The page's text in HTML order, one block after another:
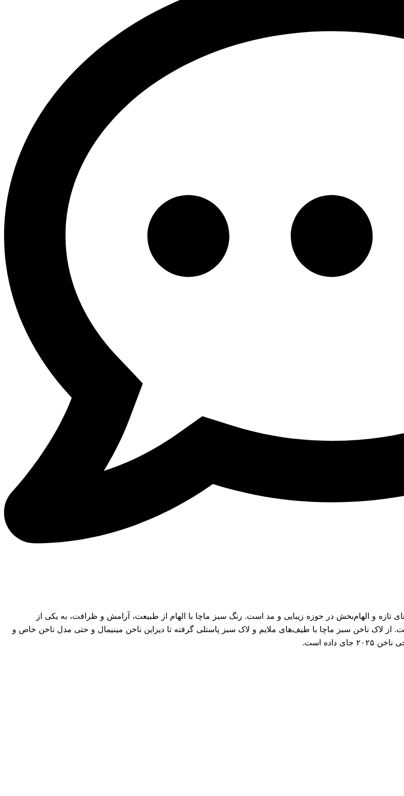
ایده‌های تازه و الهام‌بخش در حوزه زیبایی و مد است. رنگ سبز ماچا با الهام از طبیعت، آرامش و ظرافت، به یکی از
از لاک ناخن سبز ماچا با طیف‌های ملایم و لاک سبز پاستلی گرفته تا دیزاین ناخن مینیمال و حتی مدل ناخن خاص و
است.